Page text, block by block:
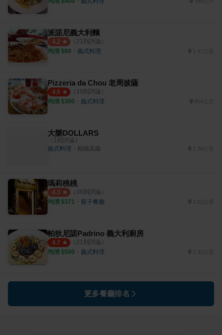
786公尺
派諾尼義大利麵
4.2 （ 21則評論）
均消 $80 ・ 義式料理 1.47公里
Pizzeria da Chou 老周披薩
4.5 （ 10則評論）
均消 $300 ・ 義式料理 854公尺
大樂DOLLARS
（ 1則評論）
義式料理 ・ 精緻高級 1.36公里
瑪莉桃桃
4.3 （ 36則評論）
均消 $371 ・ 親子餐廳 1.62公里
帕狄尼諾Padrino 義大利廚房
4.7 （ 21則評論）
均消 $500 ・ 義式料理 2.31公里
更多餐廳排名